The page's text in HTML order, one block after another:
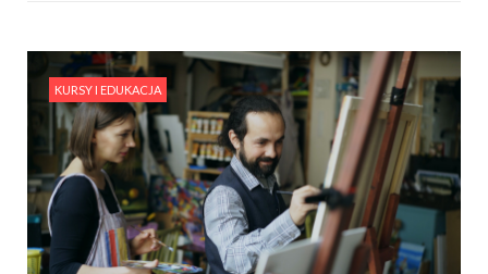
KURSY I EDUKACJA